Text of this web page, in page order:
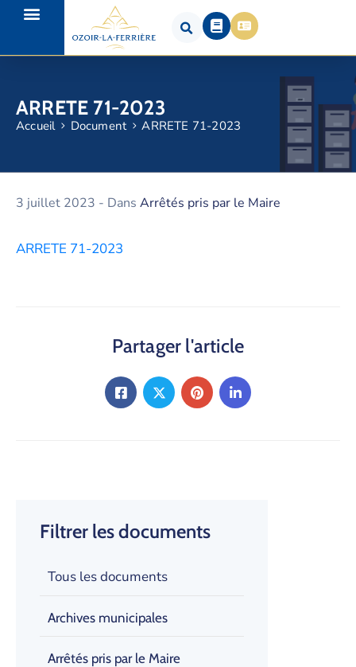
ARRETE 71-2023
Accueil Document ARRETE 71-2023
Filtrer les documents
Tous les documents
Archives municipales
Arrêtés pris par le Maire
3 juillet 2023 - Dans Arrêtés pris par le Maire
ARRETE 71-2023
Partager l'article